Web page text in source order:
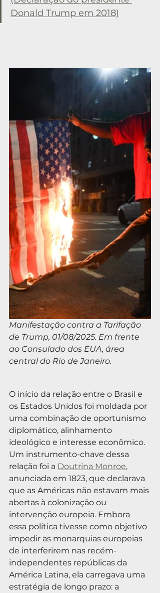
Donald Trump em 2018)
Manifestação contra a Tarifação
de Trump, 01/08/2025. Em frente
ao Consulado dos EUA, área
central do Rio de Janeiro.
O início da relação entre o Brasil e
os Estados Unidos foi moldada por
uma combinação de oportunismo
diplomático, alinhamento
ideológico e interesse econômico.
Um instrumento-chave dessa
relação foi a Doutrina Monroe,
anunciada em 1823, que declarava
que as Américas não estavam mais
abertas à colonização ou
intervenção europeia. Embora
essa política tivesse como objetivo
impedir as monarquias europeias
de interferirem nas recém-
independentes repúblicas da
América Latina, ela carregava uma
estratégia de longo prazo: a